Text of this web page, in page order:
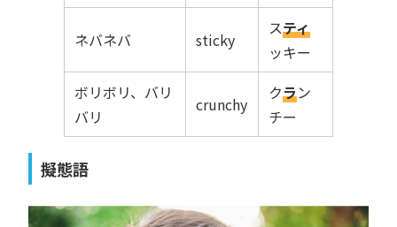
ネバネバ sticky
スティ
ッキー
ボリボリ、バリ
バリ
crunchy
クラン
チー
擬態語